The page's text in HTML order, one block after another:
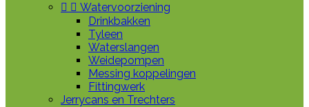
  Watervoorziening
Drinkbakken
Tyleen
Waterslangen
Weidepompen
Messing koppelingen
Fittingwerk
Jerrycans en Trechters